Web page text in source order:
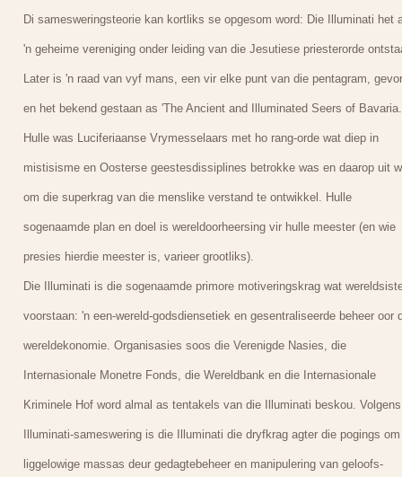
Di samesweringsteorie kan kortliks se opgesom word: Die Illuminati het
'n geheime vereniging onder leiding van die Jesutiese priesterorde
Later is 'n raad van vyf mans, een vir elke punt van die pentagram,
en het bekend gestaan as 'The Ancient and Illuminated Seers of Bavaria.
Hulle was Luciferiaanse Vrymesselaars met ho rang-orde wat diep in
mistisisme en Oosterse geestesdissiplines betrokke was en daarop uit
om die superkrag van die menslike verstand te ontwikkel. Hulle
sogenaamde plan en doel is wereldoorheersing vir hulle meester (en wie
presies hierdie meester is, varieer grootliks).
Die Illuminati is die sogenaamde primore motiveringskrag wat
voorstaan: 'n een-wereld-godsdiensetiek en gesentraliseerde beheer oor
wereldekonomie. Organisasies soos die Verenigde Nasies, die
Internasionale Monetre Fonds, die Wereldbank en die Internasionale
Kriminele Hof word almal as tentakels van die Illuminati beskou.
Illuminati-sameswering is die Illuminati die dryfkrag agter die pogings
liggelowige massas deur gedagtebeheer en manipulering van geloofs-